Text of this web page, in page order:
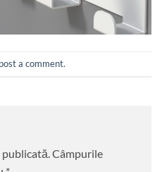
post a comment.
Câmpurile